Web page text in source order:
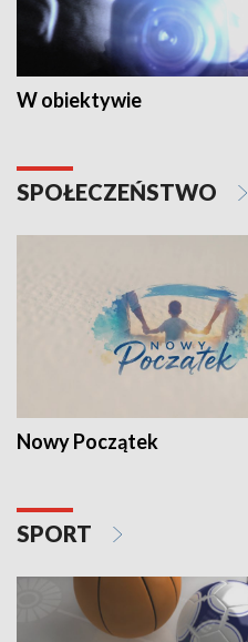
W obiektywie
SPOŁECZEŃSTWO
Nowy Początek
SPORT